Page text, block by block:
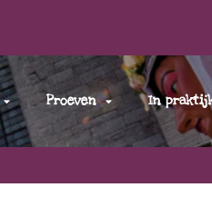
Proeven In